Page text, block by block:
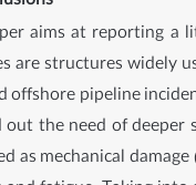
aims at reporting a
are structures widely
offshore pipeline
out the need of deeper
as mechanical